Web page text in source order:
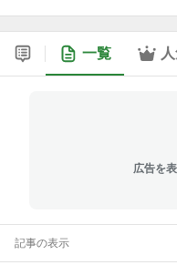
一覧
広告を
記事の表示